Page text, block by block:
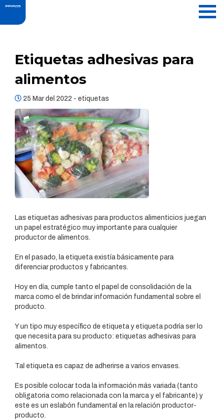
Etiquetas adhesivas para
alimentos
25 Mar del 2022 - etiquetas
Las etiquetas adhesivas para productos alimenticios juegan
un papel estratégico muy importante para cualquier
productor de alimentos.
En el pasado, la etiqueta existía básicamente para
diferenciar productos y fabricantes.
Hoy en día, cumple tanto el papel de consolidación de la
marca como el de brindar información fundamental sobre el
producto.
Y un tipo muy específico de etiqueta y etiqueta podría ser lo
que necesita para su producto: etiquetas adhesivas para
alimentos.
Tal etiqueta es capaz de adherirse a varios envases.
Es posible colocar toda la información más variada (tanto
obligatoria como relacionada con la marca y el fabricante) y
este es un eslabón fundamental en la relación productor-
producto.